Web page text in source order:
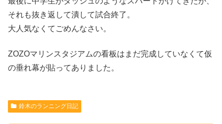
それも抜き返して潰して試合終了。
大人気なくてごめんなさい。
ZOZOマリンスタジアムの看板はまだ完成していなくて仮
の垂れ幕が貼ってありました。
鈴木のランニング日記